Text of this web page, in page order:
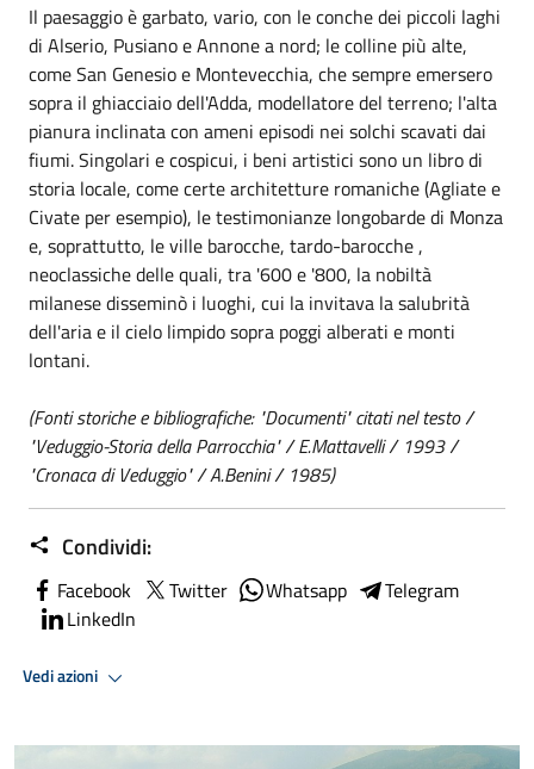
Il paesaggio è garbato, vario, con le conche dei piccoli laghi
di Alserio, Pusiano e Annone a nord; le colline più alte,
come San Genesio e Montevecchia, che sempre emersero
sopra il ghiacciaio dell'Adda, modellatore del terreno; l'alta
pianura inclinata con ameni episodi nei solchi scavati dai
fiumi. Singolari e cospicui, i beni artistici sono un libro di
storia locale, come certe architetture romaniche (Agliate e
Civate per esempio), le testimonianze longobarde di Monza
e, soprattutto, le ville barocche, tardo-barocche ,
neoclassiche delle quali, tra '600 e '800, la nobiltà
milanese disseminò i luoghi, cui la invitava la salubrità
dell'aria e il cielo limpido sopra poggi alberati e monti
lontani.
(Fonti storiche e bibliografiche: "Documenti" citati nel testo /
"Veduggio-Storia della Parrocchia" / E.Mattavelli / 1993 /
"Cronaca di Veduggio" / A.Benini / 1985)
Condividi:
Facebook Twitter Whatsapp
Telegram
LinkedIn
Vedi azioni